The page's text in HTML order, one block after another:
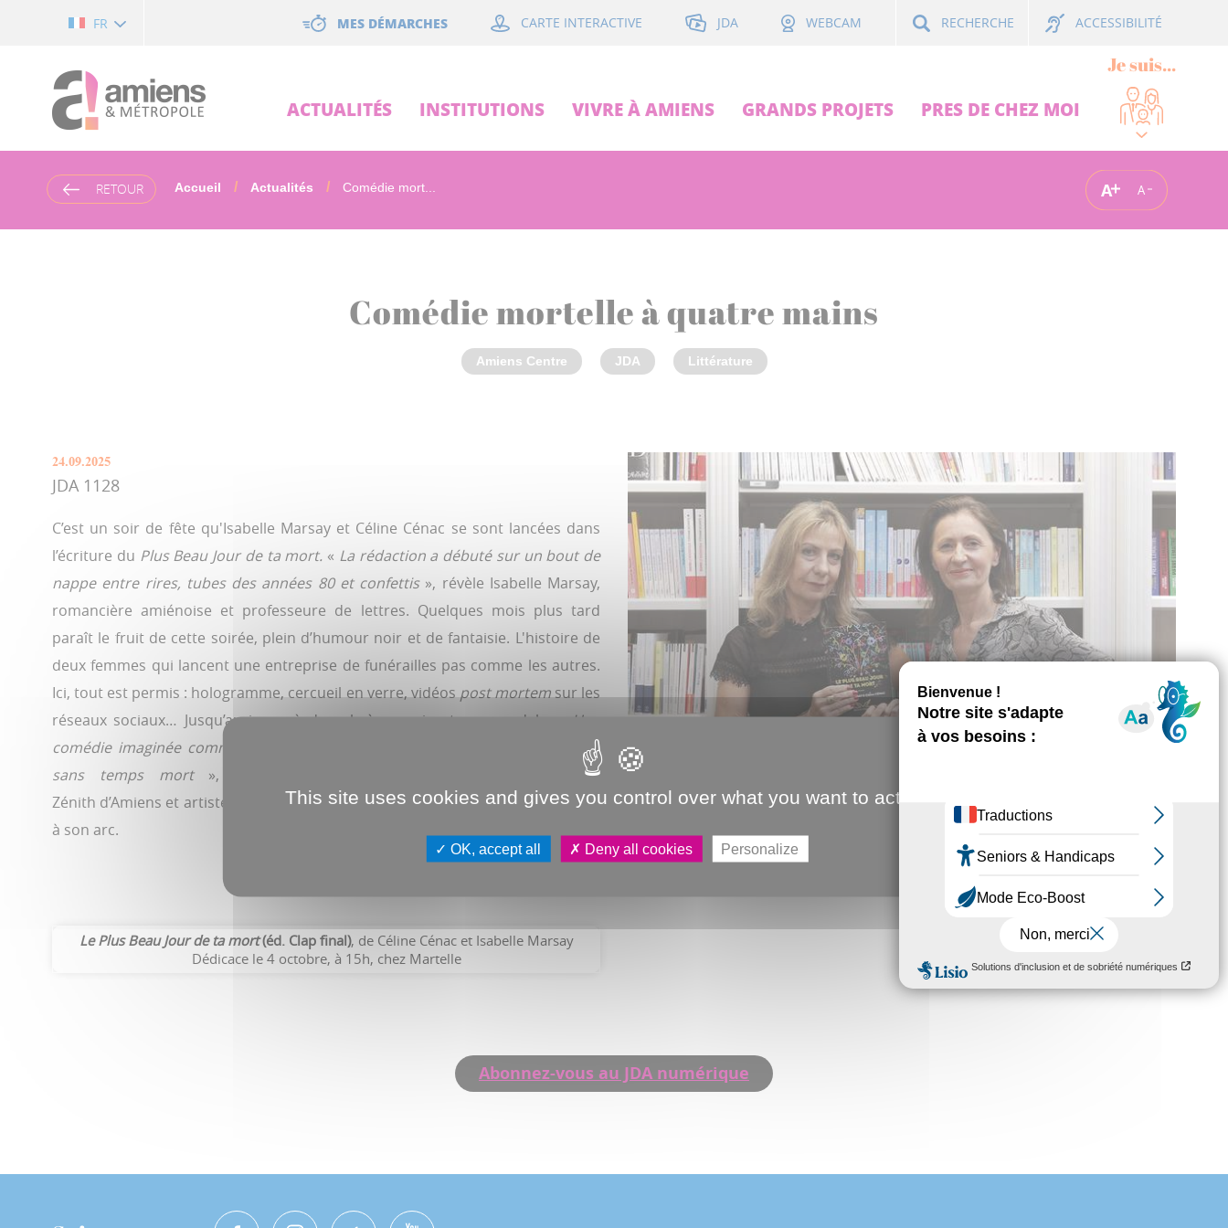
FR MES DÉMARCHES CARTE INTERACTIVE JDA WEBCAM RECHERCHE ACCESSIBILITÉ
ACTUALITÉS INSTITUTIONS VIVRE À AMIENS GRANDS PROJETS PRES DE CHEZ MOI
Je suis...
RETOUR Accueil Actualités Comédie mort... A A
Comédie mortelle à quatre mains
Amiens Centre JDA Littérature
24.09.2025
JDA 1128
C’est un soir de fête qu'Isabelle Marsay et Céline Cénac se sont lancées dans
l’écriture du Plus Beau Jour de ta mort. « La rédaction a débuté sur un bout de
nappe entre rires, tubes des années 80 et confettis», révèle Isabelle Marsay,
romancière amiénoise et professeure de lettres. Quelques mois plus tard
paraît le fruit de cette soirée, plein d’humour noir et de fantaisie. L'histoire de
deux femmes qui lancent une entreprise de funérailles pas comme les autres.
Ici, tout est permis : hologramme, cercueil en verre, vidéospost mortemsur les
réseaux sociaux… Jusqu’au jour où des obsèques virent au scandale. «
Une
comédie imaginée comme une série Netflix, avec des répliques qui tuent et
sans temps mort», s'amuse Céline Cénac, directrice générale du
Zénith d’Amiens et artiste peintre, qui ajoute avec ce roman une nouvelle corde
à son arc.
Kaltoum Dourouri
Le Plus Beau Jour de ta mort (éd. Clap final), de Céline Cénac et Isabelle Marsay
Dédicace le 4 octobre, à 15h, chez Martelle
Abonnez-vous au JDA numérique
This site uses cookies and gives you control over what you want to activate
OK, accept all Deny all cookies Personalize